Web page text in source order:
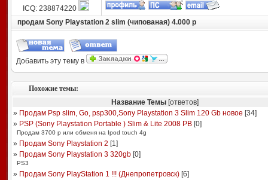
ICQ: 238874220
продам Sony Playstation 2 slim (чипованая) 4.000 р
Добавить эту тему в
Похожие темы:
Название Темы [ответов]
» Продам Psp slim, Go, psp300,Sony Playstation 3 Slim 120 Gb новое [34]
» PSP (Sony Playstation Portable ) Slim & Lite 2008 PB[0]
Продам 3700 р или обменя на Ipod touch 4g
» Продам Sony Playstation 2 [1]
» Продам Sony Playstation 3 320gb[0]
PS3
» Продам Sony PlayStation 1 !!! (Днепропетровск)[6]